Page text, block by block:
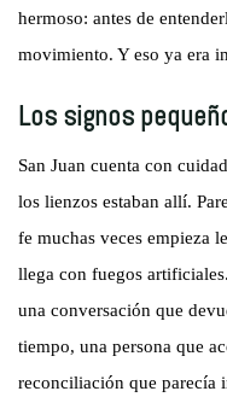
hermoso: antes de
movimiento. Y eso ya era
Los signos
San Juan cuenta con
los lienzos estaban allí.
fe muchas veces empieza
llega con fuegos
una conversación que
tiempo, una persona que
reconciliación que parecía